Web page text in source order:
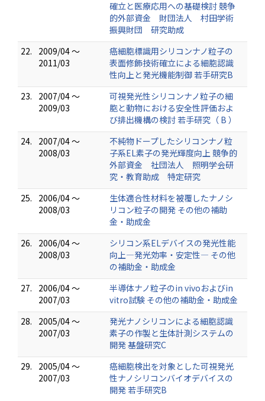
確立と医療応用への基礎検討 競争
的外部資金 財団法人 村田学術
振興財団 研究助成
22.
2009/04 ～
2011/03
癌細胞標識用シリコンナノ粒子の
表面修飾技術確立による細胞認識
性向上と発光機能制御 若手研究B
23.
2007/04 ～
2009/03
可視発光性シリコンナノ粒子の細
胞と動物における安全性評価およ
び排出機構の検討 若手研究（ B ）
24.
2007/04 ～
2008/03
不純物ドープしたシリコンナノ粒
子系EL素子の発光輝度向上 競争的
外部資金 社団法人 照明学会研
究・教育助成 特定研究
25.
2006/04 ～
2008/03
生体適合性材料を被覆したナノシ
リコン粒子の開発 その他の補助
金・助成金
26.
2006/04 ～
2008/03
シリコン系ELデバイスの発光性能
向上―発光効率・安定性― その他
の補助金・助成金
27.
2006/04 ～
2007/03
半導体ナノ粒子のin vivoおよびin
vitro試験 その他の補助金・助成金
28.
2005/04 ～
2007/03
発光ナノシリコンによる細胞認識
素子の作製と生体計測システムの
開発 基盤研究C
29.
2005/04 ～
2007/03
癌細胞検出を対象とした可視発光
性ナノシリコンバイオデバイスの
開発 若手研究B